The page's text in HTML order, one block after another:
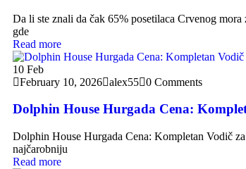
Da li ste znali da čak 65% posetilaca Crvenog
gde
Read more
10 Feb
February 10, 2026 alex55 0 Comments
Dolphin House Hurgada Cena:
Dolphin House Hurgada Cena: Kompletan Vodič
najčarobniju
Read more